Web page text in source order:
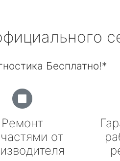
Бесплатно!*
Ремонт
от